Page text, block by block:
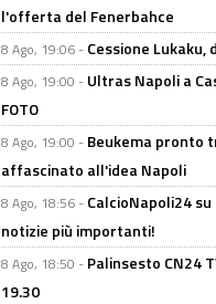
l'offerta del Fenerbahce
8 Ago, 19:06 - Cessione
8 Ago, 19:00 - Ultras Napoli a
FOTO
8 Ago, 19:00 - Beukema pronto
affascinato all'idea Napoli
8 Ago, 18:56 - CalcioNapoli24
notizie più importanti!
8 Ago, 18:50 - Palinsesto CN24
19.30